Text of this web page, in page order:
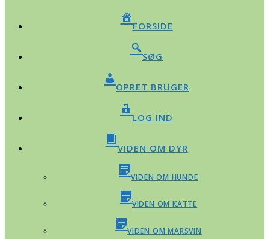
FORSIDE
SØG
OPRET BRUGER
LOG IND
VIDEN OM DYR
VIDEN OM HUNDE
VIDEN OM KATTE
VIDEN OM MARSVIN